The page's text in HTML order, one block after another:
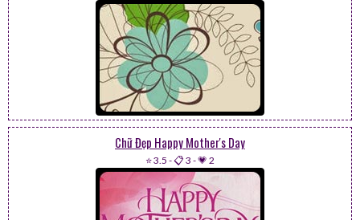
Chữ Đẹp Happy Mother's Day
⭐ 3.5 -📋 3 -💗 2